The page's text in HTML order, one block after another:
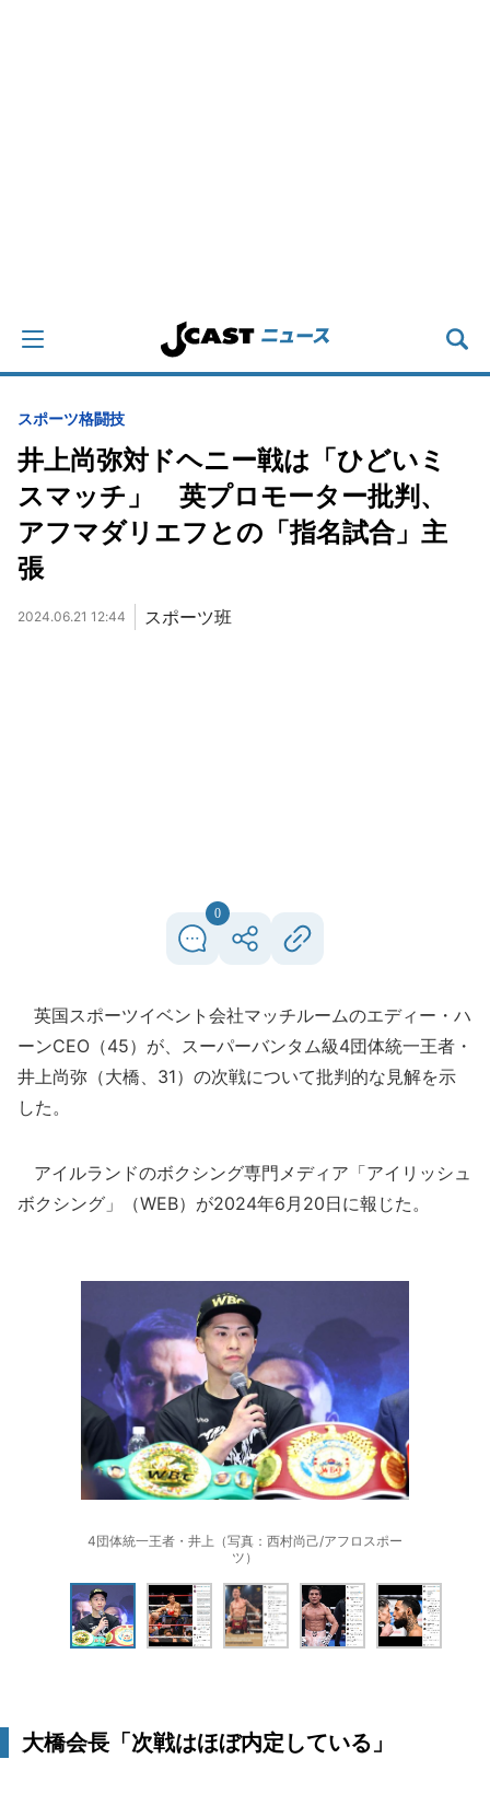
スポーツ格闘技
井上尚弥対ドヘニー戦は「ひどいミ
スマッチ」 英プロモーター批判、
アフマダリエフとの「指名試合」主
張
2024.06.21 12:44 スポーツ班
0
英国スポーツイベント会社マッチルームのエディー・ハ
ーンCEO（45）が、スーパーバンタム級4団体統一王者・
井上尚弥（大橋、31）の次戦について批判的な見解を示
した。
アイルランドのボクシング専門メディア「アイリッシュ
ボクシング」（WEB）が2024年6月20日に報じた。
4団体統一王者・井上（写真：西村尚己/アフロスポー
ツ）
大橋会長「次戦はほぼ内定している」